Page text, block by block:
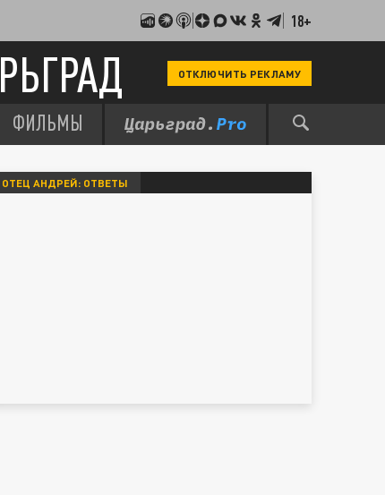
18+
ОТКЛЮЧИТЬ РЕКЛАМУ
ФИЛЬМЫ
ОТЕЦ АНДРЕЙ: ОТВЕТЫ